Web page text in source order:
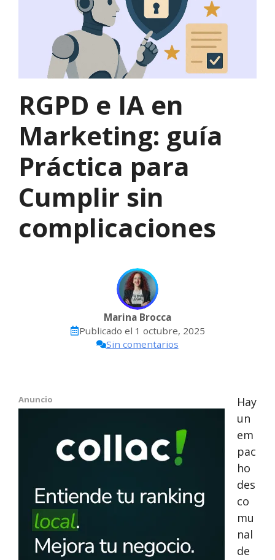
RGPD e IA en
Marketing: guía
Práctica para
Cumplir sin
complicaciones
Marina Brocca
Publicado el 1 octubre, 2025
Sin comentarios
Anuncio
Hay
un
em
pac
ho
des
co
mu
nal
de